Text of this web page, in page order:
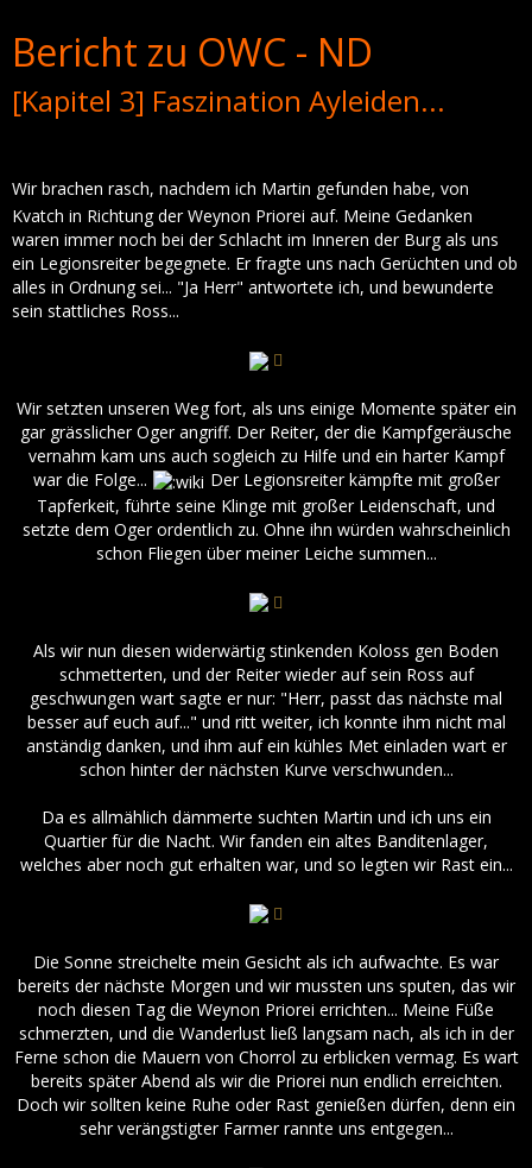
Bericht zu OWC - ND
[Kapitel 3] Faszination Ayleiden...
Wir brachen rasch, nachdem ich Martin gefunden habe, von
Kvatch in Richtung der Weynon Priorei auf. Meine Gedanken
waren immer noch bei der Schlacht im Inneren der Burg als uns
ein Legionsreiter begegnete. Er fragte uns nach Gerüchten und ob
alles in Ordnung sei... "Ja Herr" antwortete ich, und bewunderte
sein stattliches Ross...
Wir setzten unseren Weg fort, als uns einige Momente später ein
gar grässlicher Oger angriff. Der Reiter, der die Kampfgeräusche
vernahm kam uns auch sogleich zu Hilfe und ein harter Kampf
war die Folge...
Der Legionsreiter kämpfte mit großer
Tapferkeit, führte seine Klinge mit großer Leidenschaft, und
setzte dem Oger ordentlich zu. Ohne ihn würden wahrscheinlich
schon Fliegen über meiner Leiche summen...
Als wir nun diesen widerwärtig stinkenden Koloss gen Boden
schmetterten, und der Reiter wieder auf sein Ross auf
geschwungen wart sagte er nur: "Herr, passt das nächste mal
besser auf euch auf..." und ritt weiter, ich konnte ihm nicht mal
anständig danken, und ihm auf ein kühles Met einladen wart er
schon hinter der nächsten Kurve verschwunden...
Da es allmählich dämmerte suchten Martin und ich uns ein
Quartier für die Nacht. Wir fanden ein altes Banditenlager,
welches aber noch gut erhalten war, und so legten wir Rast ein...
Die Sonne streichelte mein Gesicht als ich aufwachte. Es war
bereits der nächste Morgen und wir mussten uns sputen, das wir
noch diesen Tag die Weynon Priorei errichten... Meine Füße
schmerzten, und die Wanderlust ließ langsam nach, als ich in der
Ferne schon die Mauern von Chorrol zu erblicken vermag. Es wart
bereits später Abend als wir die Priorei nun endlich erreichten.
Doch wir sollten keine Ruhe oder Rast genießen dürfen, denn ein
sehr verängstigter Farmer rannte uns entgegen...